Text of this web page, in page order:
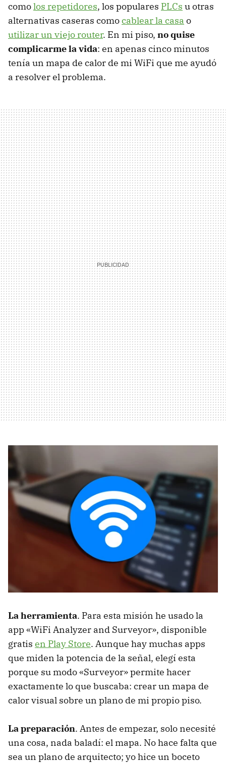
comolos repetidores, los populares PLCs u otras
alternativas caseras comocablear la casa o
utilizar un viejo router. En mi piso, no quise
complicarme la vida: en apenas cinco minutos
tenía un mapa de calor de mi WiFi que me ayudó
a resolver el problema.
La herramienta. Para esta misión he usado la
app «WiFi Analyzer and Surveyor», disponible
gratis en Play Store. Aunque hay muchas apps
que miden la potencia de la señal, elegí esta
porque su modo «Surveyor» permite hacer
exactamente lo que buscaba: crear un mapa de
calor visual sobre un plano de mi propio piso.
La preparación. Antes de empezar, solo necesité
una cosa, nada baladí: el mapa. No hace falta que
sea un plano de arquitecto; yo hice un boceto